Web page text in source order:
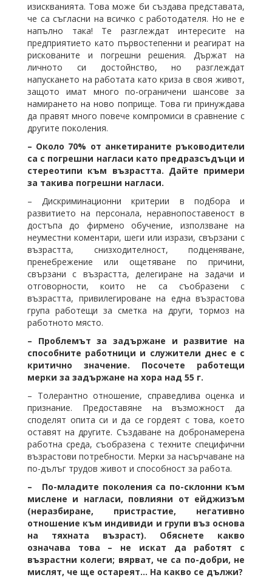
изискванията. Това може би създава представата,
че са съгласни на всичко с работодателя. Но не е
напълно така! Те разглеждат интересите на
предприятието като първостепенни и реагират на
рискованите и погрешни решения. Държат на
личното си достойнство, но разглеждат
напускането на работата като криза в своя живот,
защото имат много по-ограничени шансове за
намирането на ново поприще. Това ги принуждава
да правят много повече компромиси в сравнение с
другите поколения.
– Около 70% от анкетираните ръководители
са с погрешни нагласи като предразсъдъци и
стереотипи към възрастта. Дайте примери
за такива погрешни нагласи.
– Дискриминационни критерии в подбора и
развитието на персонала, неравнопоставеност в
достъпа до фирмено обучение, използване на
неуместни коментари, шеги или изрази, свързани с
възрастта, снизходителност, подценяване,
пренебрежение или ощетяване по причини,
свързани с възрастта, делегиране на задачи и
отговорности, които не са съобразени с
възрастта, привилегироване на една възрастова
група работещи за сметка на други, тормоз на
работното място.
– Проблемът за задържане и развитие на
способните работници и служители днес е с
критично значение. Посочете работещи
мерки за задържане на хора над 55 г.
– Толерантно отношение, справедлива оценка и
признание. Предоставяне на възможност да
споделят опита си и да се гордеят с това, което
оставят на другите. Създаване на добронамерена
работна среда, съобразена с техните специфични
възрастови потребности. Мерки за насърчаване на
по-дълъг трудов живот и способност за работа.
– По-младите поколения са по-склонни към
мислене и нагласи, повлияни от ейджизъм
(неразбиране, пристрастие, негативно
отношение към индивиди и групи въз основа
на тяхната възраст). Обяснете какво
означава това – не искат да работят с
възрастни колеги; вярват, че са по-добри, не
мислят, че ще остареят… На какво се дължи?